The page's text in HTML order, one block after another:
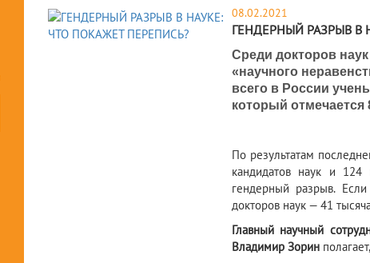
08.02.2021
ГЕНДЕРНЫЙ РАЗРЫВ В
Среди докторов
«научного
всего в России
который отмечается
По результатам
кандидатов наук и
гендерный разрыв.
докторов наук — 41
Главный научный
Владимир Зорин